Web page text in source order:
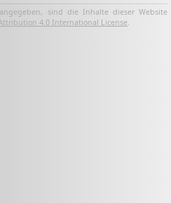
sind die Inhalte dieser Website
4.0 International License.